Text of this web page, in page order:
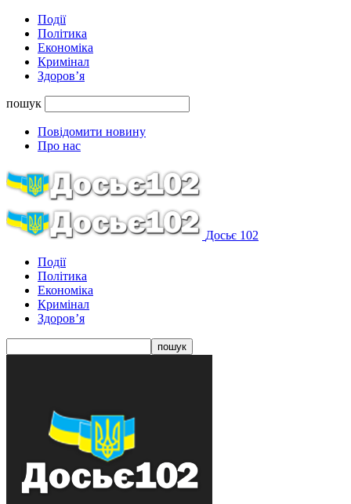
Події
Політика
Економіка
Кримінал
Здоров’я
пошук
Повідомити новину
Про нас
Досьє 102
Події
Політика
Економіка
Кримінал
Здоров’я